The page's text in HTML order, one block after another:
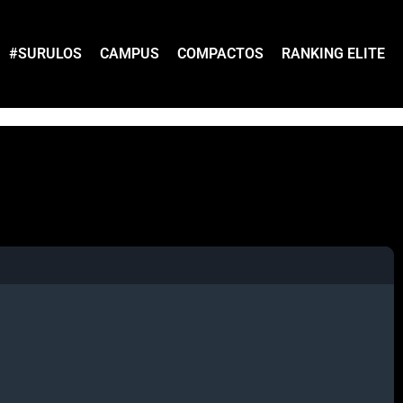
#SURULOS CAMPUS COMPACTOS RANKING ELITE